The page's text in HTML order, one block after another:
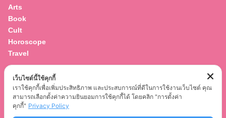
Arts
Book
Cult
Horoscope
Travel
Entertainment
Celebrity
Movies
Musics
เว็บไซต์นี้ใช้คุกกี้
เราใช้คุกกี้เพื่อเพิ่มประสิทธิภาพ และประสบการณ์ที่ดีในการใช้งานเว็บไซต์ คุณ
สามารถเลือกตั้งค่าความยินยอมการใช้คุกกี้ได้ โดยคลิก "การตั้งค่า
คุกกี้" Privacy Policy